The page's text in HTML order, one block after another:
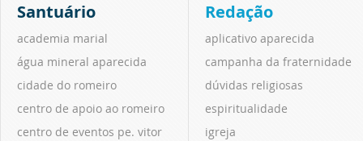
Santuário
academia marial
água mineral aparecida
cidade do romeiro
centro de apoio ao romeiro
centro de eventos pe. vitor
Redação
aplicativo aparecida
campanha da fraternidade
dúvidas religiosas
espiritualidade
igreja